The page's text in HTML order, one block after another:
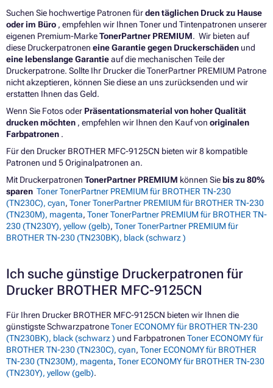
Suchen Sie hochwertige Patronen fürden täglichen Druck zu Hause
oder im Büro , empfehlen wir Ihnen Toner und Tintenpatronen unserer
eigenen Premium-MarkeTonerPartner PREMIUM. Wir bieten auf
diese Druckerpatronen eine Garantie gegen Druckerschäden und
eine lebenslange Garantieauf die mechanischen Teile der
Druckerpatrone. Sollte Ihr Drucker die TonerPartner PREMIUM Patrone
nicht akzeptieren, können Sie diese an uns zurücksenden und wir
erstatten Ihnen das Geld.
Wenn Sie Fotos oder Präsentationsmaterial von hoher Qualität
drucken möchten , empfehlen wir Ihnen den Kauf von originalen
Farbpatronen .
Für den Drucker BROTHER MFC-9125CN bieten wir 8 kompatible
Patronen und 5 Originalpatronen an.
Mit Druckerpatronen TonerPartner PREMIUM können Sie bis zu 80%
sparen Toner TonerPartner PREMIUM für BROTHER TN-230
(TN230C), cyan, Toner TonerPartner PREMIUM für BROTHER TN-230
(TN230M), magenta, Toner TonerPartner PREMIUM für BROTHER TN-
230 (TN230Y), yellow (gelb), Toner TonerPartner PREMIUM für
BROTHER TN-230 (TN230BK), black (schwarz )
Ich suche günstige Druckerpatronen für
Drucker BROTHER MFC-9125CN
Für Ihren Drucker BROTHER MFC-9125CN bieten wir Ihnen die
günstigste SchwarzpatroneToner ECONOMY für BROTHER TN-230
(TN230BK), black (schwarz ) und Farbpatronen Toner ECONOMY für
BROTHER TN-230 (TN230C), cyan, Toner ECONOMY für BROTHER
TN-230 (TN230M), magenta, Toner ECONOMY für BROTHER TN-230
(TN230Y), yellow (gelb).